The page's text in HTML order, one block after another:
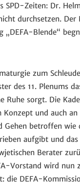
SPD-Zeiten: Dr.
durchsetzen.
„DEFA-Blende“
zum
des 11. Plenums
sorgt. Die
und auch
Gehen betroffen
aufgibt und
Berater
Vorstand wird
DEFA-